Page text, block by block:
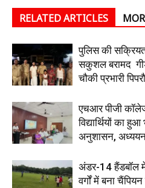
RELATED ARTICLES
पुलिस की
सकुशल बरामद
चौकी प्रभारी
एचआर पीजी
विद्यार्थियों का
अनुशासन, अध्ययन
अंडर-14 हैंडबॉल
वर्गों में बना